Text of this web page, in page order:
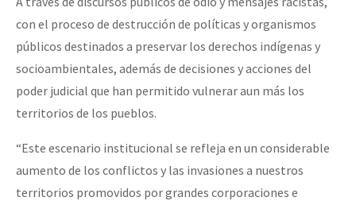
con el proceso de destrucción de políticas y organismos
públicos destinados a preservar los derechos indígenas y
socioambientales, además de decisiones y acciones del
poder judicial que han permitido vulnerar aun más los
territorios de los pueblos.
“Este escenario institucional se refleja en un considerable
aumento de los conflictos y las invasiones a nuestros
territorios promovidos por grandes corporaciones e